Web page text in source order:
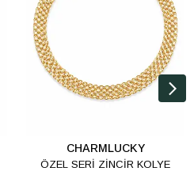
CHARMLUCKY
ÖZEL SERİ ZİNCİR KOLYE